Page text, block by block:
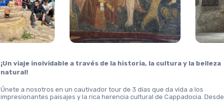
¡Un viaje inolvidable a través de la historia, la cultura y la belleza
natural!
Únete a nosotros en un cautivador tour de 3 días que da vida a los
impresionantes paisajes y la rica herencia cultural de Cappadocia. Desde